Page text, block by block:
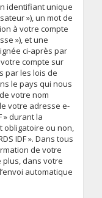
identifiant unique
»), un mot de
à votre compte
»), et une
ci-après par
compte sur
par les lois de
le pays qui nous
votre nom
votre adresse e-
» durant la
obligatoire ou non,
IDF ». Dans tous
de votre
dans votre
automatique